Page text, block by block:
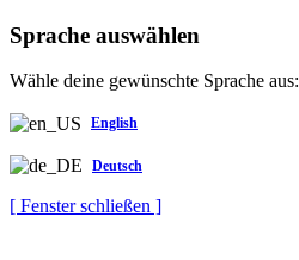
Sprache auswählen
Wähle deine gewünschte Sprache aus:
English
Deutsch
[ Fenster schließen ]